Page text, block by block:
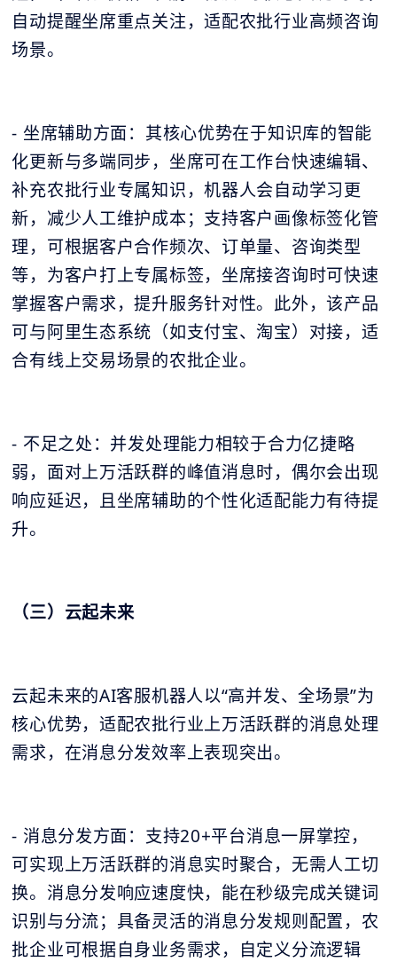
自动提醒坐席重点关注，适配农批行业高频咨询
场景。
- 坐席辅助方面：其核心优势在于知识库的智能
化更新与多端同步，坐席可在工作台快速编辑、
补充农批行业专属知识，机器人会自动学习更
新，减少人工维护成本；支持客户画像标签化管
理，可根据客户合作频次、订单量、咨询类型
等，为客户打上专属标签，坐席接咨询时可快速
掌握客户需求，提升服务针对性。此外，该产品
可与阿里生态系统（如支付宝、淘宝）对接，适
合有线上交易场景的农批企业。
- 不足之处：并发处理能力相较于合力亿捷略
弱，面对上万活跃群的峰值消息时，偶尔会出现
响应延迟，且坐席辅助的个性化适配能力有待提
升。
（三）云起未来
云起未来的AI客服机器人以“高并发、全场景”为
核心优势，适配农批行业上万活跃群的消息处理
需求，在消息分发效率上表现突出。
- 消息分发方面：支持20+平台消息一屏掌控，
可实现上万活跃群的消息实时聚合，无需人工切
换。消息分发响应速度快，能在秒级完成关键词
识别与分流；具备灵活的消息分发规则配置，农
批企业可根据自身业务需求，自定义分流逻辑